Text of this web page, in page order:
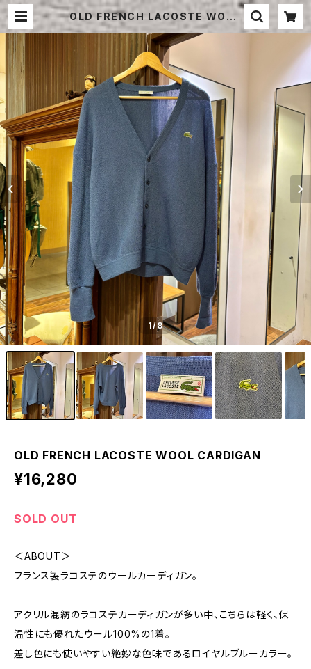
OLD FRENCH LACOSTE WOOL
CARDIGAN | STRAYSHEEP ON
LINE
1/8
OLD FRENCH LACOSTE WOOL CARDIGAN
¥16,280
SOLD OUT
＜ABOUT＞
フランス製ラコステのウールカーディガン。
アクリル混紡のラコステカーディガンが多い中、こちらは軽く、保
温性にも優れたウール100%の1着。
差し色にも使いやすい絶妙な色味であるロイヤルブルーカラー。